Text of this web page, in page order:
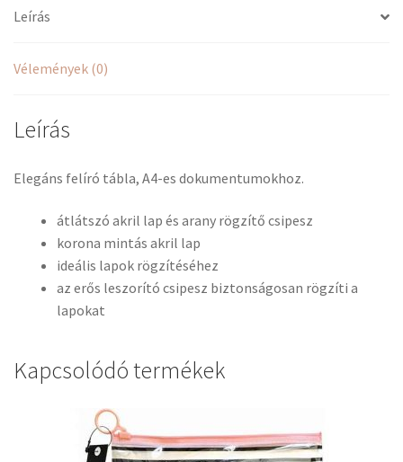
Leírás
Vélemények (0)
Leírás
Elegáns felíró tábla, A4-es dokumentumokhoz.
átlátszó akril lap és arany rögzítő csipesz
korona mintás akril lap
ideális lapok rögzítéséhez
az erős leszorító csipesz biztonságosan rögzíti a
lapokat
Kapcsolódó termékek